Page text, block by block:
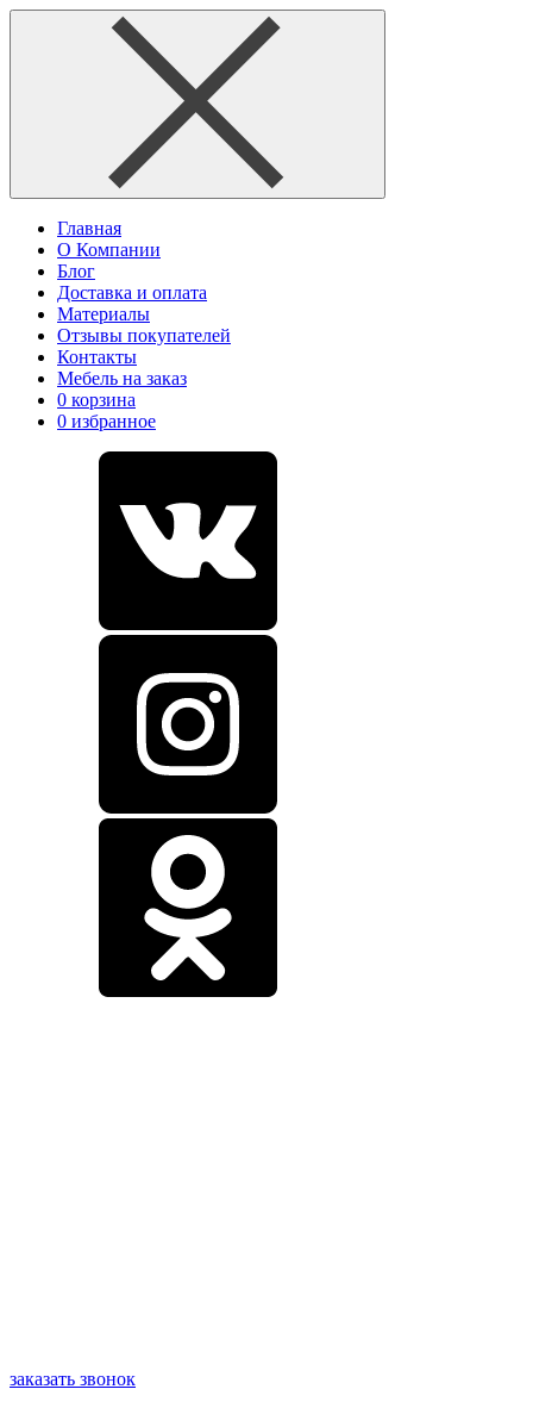
Главная
О Компании
Блог
Доставка и оплата
Материалы
Отзывы покупателей
Контакты
Мебель на заказ
0 корзина
0 избранное
заказать звонок